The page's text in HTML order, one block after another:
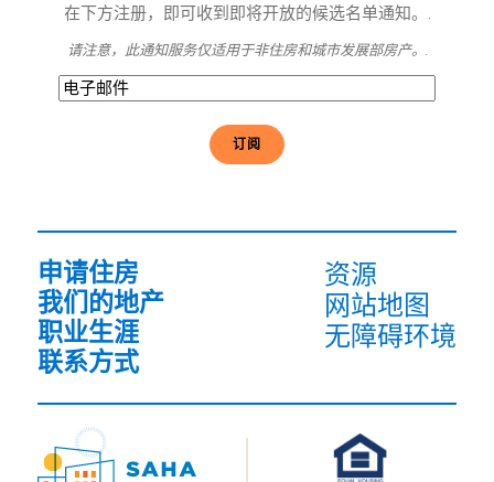
在下方注册，即可收到即将开放的候选名单通知。.
请注意，此通知服务仅适用于非住房和城市发展部房产。.
电
子
申请住房
我们的地产
职业生涯
联系方式
资源
网站地图
无障碍环境